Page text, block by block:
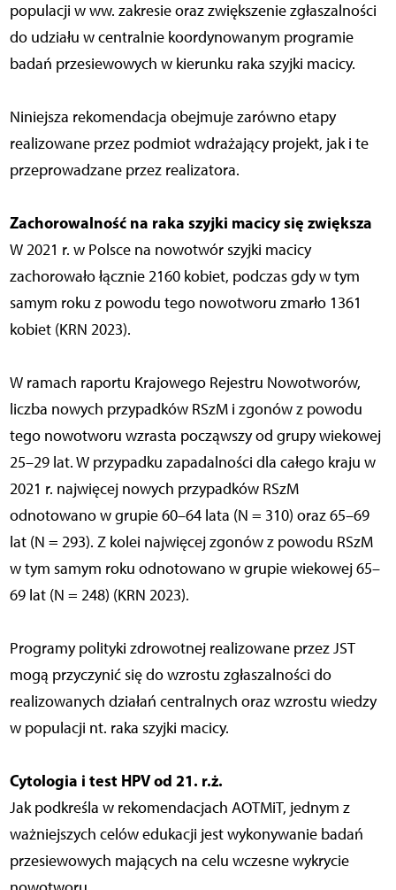
populacji w ww. zakresie oraz zwiększenie zgłaszalności
do udziału w centralnie koordynowanym programie
badań przesiewowych w kierunku raka szyjki macicy.
Niniejsza rekomendacja obejmuje zarówno etapy
realizowane przez podmiot wdrażający projekt, jak i te
przeprowadzane przez realizatora.
Zachorowalność na raka szyjki macicy się zwiększa
W 2021 r. w Polsce na nowotwór szyjki macicy
zachorowało łącznie 2160 kobiet, podczas gdy w tym
samym roku z powodu tego nowotworu zmarło 1361
kobiet (KRN 2023).
W ramach raportu Krajowego Rejestru Nowotworów,
liczba nowych przypadków RSzM i zgonów z powodu
tego nowotworu wzrasta począwszy od grupy wiekowej
25–29 lat. W przypadku zapadalności dla całego kraju w
2021 r. najwięcej nowych przypadków RSzM
odnotowano w grupie 60–64 lata (N = 310) oraz 65–69
lat (N = 293). Z kolei najwięcej zgonów z powodu RSzM
w tym samym roku odnotowano w grupie wiekowej 65–
69 lat (N = 248) (KRN 2023).
Programy polityki zdrowotnej realizowane przez JST
mogą przyczynić się do wzrostu zgłaszalności do
realizowanych działań centralnych oraz wzrostu wiedzy
w populacji nt. raka szyjki macicy.
Cytologia i test HPV od 21. r.ż.
Jak podkreśla w rekomendacjach AOTMiT, jednym z
ważniejszych celów edukacji jest wykonywanie badań
przesiewowych mających na celu wczesne wykrycie